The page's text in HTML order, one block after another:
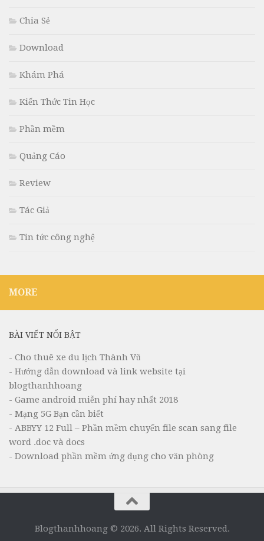
Chia Sẻ
Download
Khám Phá
Kiến Thức Tin Học
Phần mềm
Quảng Cáo
Review
Tác Giả
Tin tức công nghệ
MORE
BÀI VIẾT NỔI BẬT
- Cho thuê xe du lịch Thành Vũ
- Hướng dẫn download và link website tại
blogthanhhoang
- Game android miễn phí hay nhất 2018
- Mạng 5G Bạn cần biết
- ABBYY 12 Full – Phần mềm chuyển file scan sang file
word .doc và docs
- Download phần mềm ứng dụng cho văn phòng
Blogthanhhoang © 2026. All Rights Reserved.